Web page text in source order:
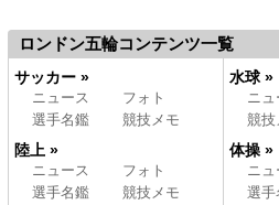
ロンドン五輪コンテンツ一覧
サッカー »
ニュース
フォト
選手名鑑
競技メモ
陸上 »
ニュース
フォト
選手名鑑
競技メモ
水球 »
ニュ
競技
体操 »
ニュ
選手